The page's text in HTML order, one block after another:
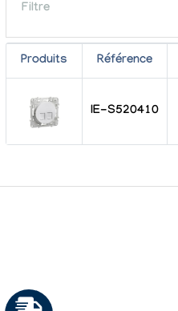
Filtre
Produits Référence
IE-S520410